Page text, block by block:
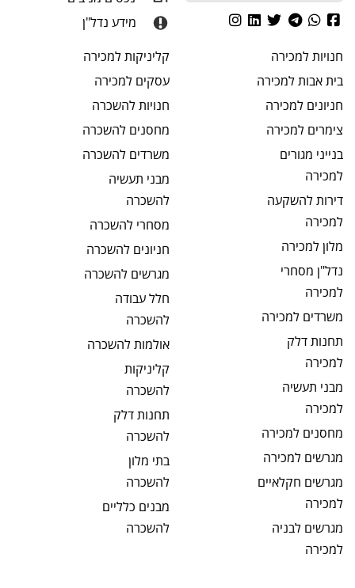
מידע נדל"ן
חנויותלמכירה
בית אבותלמכירה
חניונים למכירה
צימרים למכירה
בנייני מגורים
למכירה
דירות להשקעה
למכירה
מלון למכירה
נדל"ן מסחרי
למכירה
משרדים למכירה
תחנות דלק
למכירה
מבני תעשיה
למכירה
מחסנים למכירה
מגרשים למכירה
מגרשים חקלאיים
למכירה
מגרשים לבניה
למכירה
קליניקותלמכירה
עסקים למכירה
חנויותלהשכרה
מחסנים להשכרה
משרדים להשכרה
מבני תעשיה
להשכרה
מסחרי להשכרה
חניונים להשכרה
מגרשים להשכרה
חלל עבודה
להשכרה
אולמותלהשכרה
קליניקות
להשכרה
תחנות דלק
להשכרה
בתי מלון
להשכרה
מבנים כלליים
להשכרה